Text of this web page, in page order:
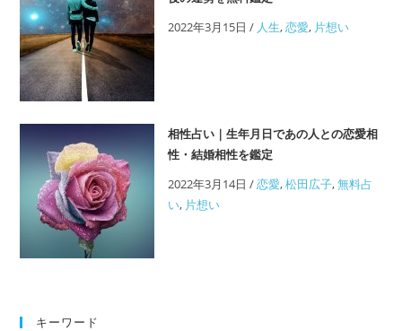
要？
元
カ
元
カ
ノ
と
の
復
を
2022年3月15日 / 人生,恋愛, 片想い
相性占い｜生年月日であの人との恋愛相
性・結婚相性を鑑定
2022年3月14日 /恋愛,松田広子,無料占
い, 片想い
キーワード